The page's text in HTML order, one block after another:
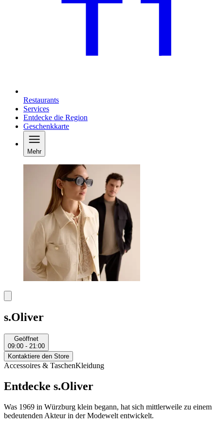
Restaurants
Services
Entdecke die Region
Geschenkkarte
Mehr
s.Oliver
Geöffnet
09:00 - 21:00
Kontaktiere den Store
Accessoires & TaschenKleidung
Entdecke s.Oliver
Was 1969 in Würzburg klein begann, hat sich mittlerweile zu einem
bedeutenden Akteur in der Modewelt entwickelt.